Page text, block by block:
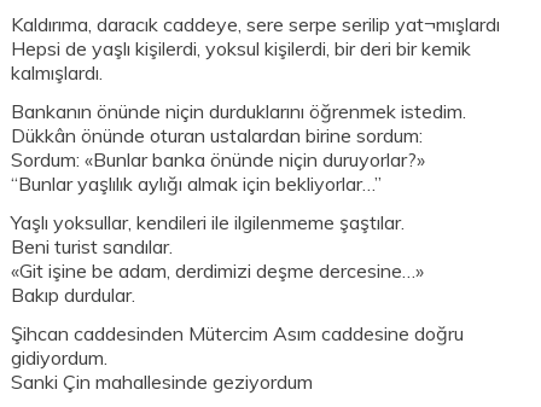
Kaldırıma, daracık caddeye, sere serpe serilip yat¬mışlardı
Hepsi de yaşlı kişilerdi, yoksul kişilerdi, bir deri bir kemik
kalmışlardı.
Bankanın önünde niçin durduklarını öğrenmek istedim.
Dükkân önünde oturan ustalardan birine sordum:
Sordum: «Bunlar banka önünde niçin duruyorlar?»
“Bunlar yaşlılık aylığı almak için bekliyorlar…”
Yaşlı yoksullar, kendileri ile ilgilenmeme şaştılar.
Beni turist sandılar.
«Git işine be adam, derdimizi deşme dercesine…»
Bakıp durdular.
Şihcan caddesinden Mütercim Asım caddesine doğru
gidiyordum.
Sanki Çin mahallesinde geziyordum